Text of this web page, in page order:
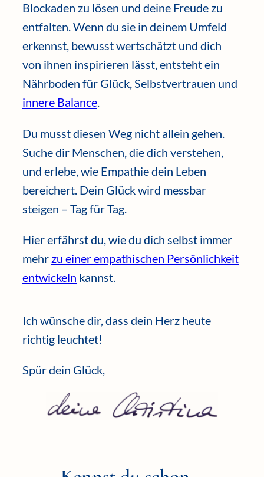
Blockaden zu lösen und deine Freude zu
entfalten. Wenn du sie in deinem Umfeld
erkennst, bewusst wertschätzt und dich
von ihnen inspirieren lässt, entsteht ein
Nährboden für Glück, Selbstvertrauen und
innere Balance.
Du musst diesen Weg nicht allein gehen.
Suche dir Menschen, die dich verstehen,
und erlebe, wie Empathie dein Leben
bereichert. Dein Glück wird messbar
steigen – Tag für Tag.
Hier erfährst du, wie du dich selbst immer
mehr zu einer empathischen Persönlichkeit
entwickeln kannst.
Ich wünsche dir, dass dein Herz heute
richtig leuchtet!
Spür dein Glück,